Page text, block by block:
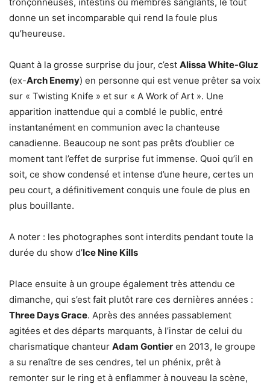
donne un set incomparable qui rend la foule plus
qu’heureuse.
Quant à la grosse surprise du jour, c’est Alissa White-Gluz
(ex-Arch Enemy) en personne qui est venue prêter sa voix
sur « Twisting Knife » et sur « A Work of Art ». Une
apparition inattendue qui a comblé le public, entré
instantanément en communion avec la chanteuse
canadienne. Beaucoup ne sont pas prêts d’oublier ce
moment tant l’effet de surprise fut immense. Quoi qu’il en
soit, ce show condensé et intense d’une heure, certes un
peu court, a définitivement conquis une foule de plus en
plus bouillante.
A noter : les photographes sont interdits pendant toute la
durée du show d’Ice Nine Kills
Place ensuite à un groupe également très attendu ce
dimanche, qui s’est fait plutôt rare ces dernières années :
Three Days Grace. Après des années passablement
agitées et des départs marquants, à l’instar de celui du
charismatique chanteur Adam Gontier en 2013, le groupe
a su renaître de ses cendres, tel un phénix, prêt à
remonter sur le ring et à enflammer à nouveau la scène,